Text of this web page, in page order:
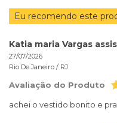
Eu recomendo este
Katia maria Vargas assis
27/07/2026
Rio De Janeiro / RJ
Avaliação do Produto
achei o vestido bonito e